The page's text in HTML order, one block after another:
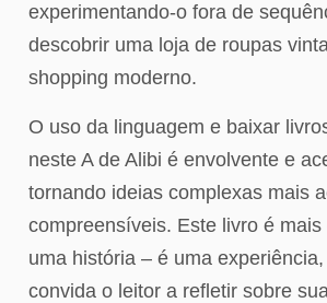
experimentando-o fora de
descobrir uma loja de roupas
shopping moderno.
O uso da linguagem e baixar
neste A de Alibi é envolvente e
tornando ideias complexas mais
compreensíveis. Este livro é
uma história – é uma
convida o leitor a refletir sobre